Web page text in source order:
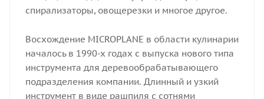
спирализаторы, овощерезки и многое другое.
Восхождение MICROPLANE в области кулинарии
началось в 1990-х годах с выпуска нового типа
инструмента для деревообрабатывающего
подразделения компании. Длинный и узкий
инструмент в виде рашпиля с сотнями